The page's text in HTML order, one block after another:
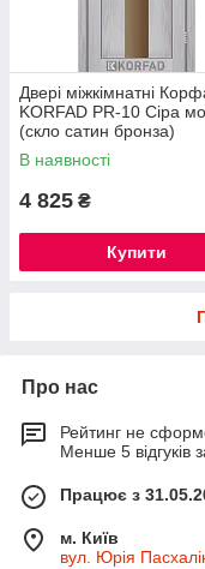
Двері міжкімнатні
KORFAD PR-10 Сіра
(скло сатин бронза)
В наявності
4 825 ₴
Купити
Про нас
Рейтинг не
Менше 5 відгуків
Працює з
м. Київ
вул. Юрія